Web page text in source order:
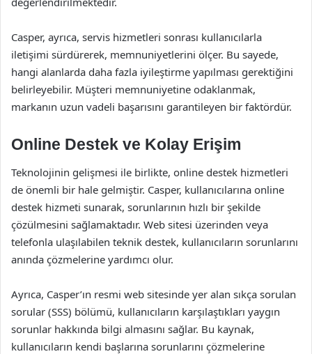
Casper, ayrıca, servis hizmetleri sonrası kullanıcılarla
iletişimi sürdürerek, memnuniyetlerini ölçer. Bu sayede,
hangi alanlarda daha fazla iyileştirme yapılması gerektiğini
belirleyebilir. Müşteri memnuniyetine odaklanmak,
markanın uzun vadeli başarısını garantileyen bir faktördür.
Online Destek ve Kolay Erişim
Teknolojinin gelişmesi ile birlikte, online destek hizmetleri
de önemli bir hale gelmiştir. Casper, kullanıcılarına online
destek hizmeti sunarak, sorunlarının hızlı bir şekilde
çözülmesini sağlamaktadır. Web sitesi üzerinden veya
telefonla ulaşılabilen teknik destek, kullanıcıların sorunlarını
anında çözmelerine yardımcı olur.
Ayrıca, Casper’ın resmi web sitesinde yer alan sıkça sorulan
sorular (SSS) bölümü, kullanıcıların karşılaştıkları yaygın
sorunlar hakkında bilgi almasını sağlar. Bu kaynak,
kullanıcıların kendi başlarına sorunlarını çözmelerine